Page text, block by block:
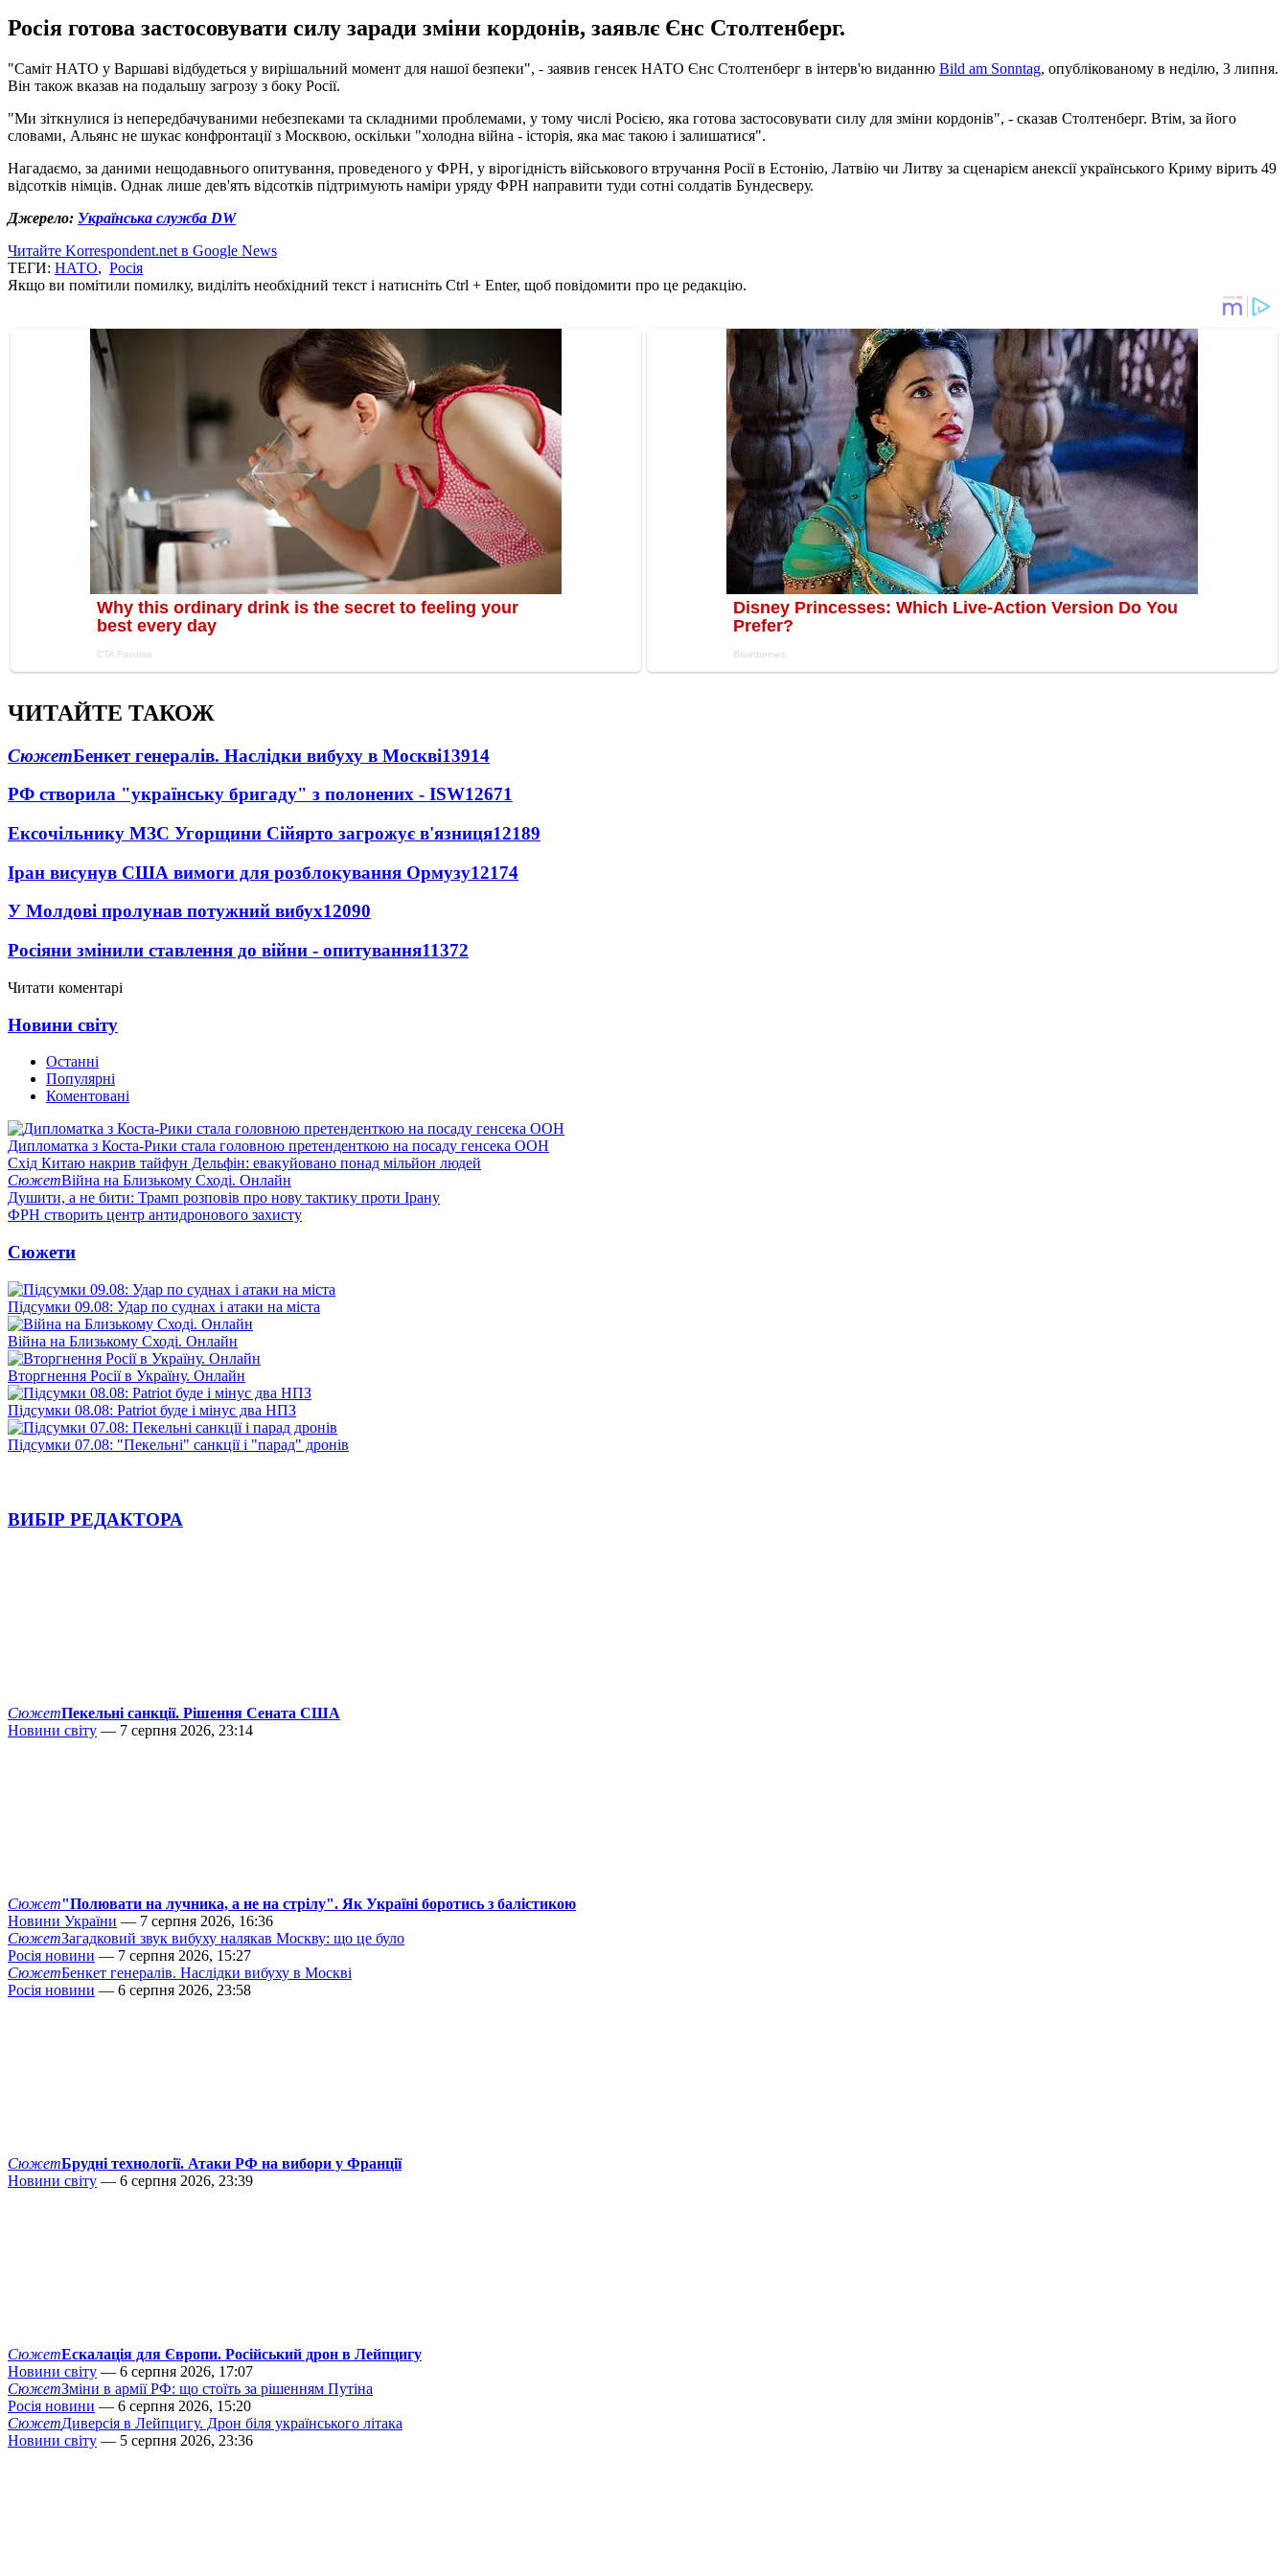
Росія готова застосовувати силу заради зміни кордонів, заявлє Єнс Столтенберг.
"Саміт НАТО у Варшаві відбудеться у вирішальний момент для нашої безпеки", - заявив генсек НАТО Єнс Столтенберг в інтерв'ю виданню Bild am Sonntag, опублікованому в неділю, 3 липня.
Він також вказав на подальшу загрозу з боку Росії.
"Ми зіткнулися із непередбачуваними небезпеками та складними проблемами, у тому числі Росією, яка готова застосовувати силу для зміни кордонів", - сказав Столтенберг. Втім, за його
словами, Альянс не шукає конфронтації з Москвою, оскільки "холодна війна - історія, яка має такою і залишатися".
Нагадаємо, за даними нещодавнього опитування, проведеного у ФРН, у вірогідність військового втручання Росії в Естонію, Латвію чи Литву за сценарієм анексії українського Криму вірить 49
відсотків німців. Однак лише дев'ять відсотків підтримують наміри уряду ФРН направити туди сотні солдатів Бундесверу.
Джерело: Українська служба DW
Читайте Korrespondent.net в Google News
ТЕГИ: НАТО, Росія
Якщо ви помітили помилку, виділіть необхідний текст і натисніть Ctrl + Enter, щоб повідомити про це редакцію.
ЧИТАЙТЕ ТАКОЖ
СюжетБенкет генералів. Наслідки вибуху в Москві13914
РФ створила "українську бригаду" з полонених - ISW12671
Ексочільнику МЗС Угорщини Сійярто загрожує в'язниця12189
Іран висунув США вимоги для розблокування Ормузу12174
У Молдові пролунав потужний вибух12090
Росіяни змінили ставлення до війни - опитування11372
Читати коментарі
Новини світу
Останні
Популярні
Коментовані
Дипломатка з Коста-Рики стала головною претенденткою на посаду генсека ООН
Схід Китаю накрив тайфун Дельфін: евакуйовано понад мільйон людей
СюжетВійна на Близькому Сході. Онлайн
Душити, а не бити: Трамп розповів про нову тактику проти Ірану
ФРН створить центр антидронового захисту
Сюжети
Підсумки 09.08: Удар по суднах і атаки на міста
Війна на Близькому Сході. Онлайн
Вторгнення Росії в Україну. Онлайн
Підсумки 08.08: Patriot буде і мінус два НПЗ
Підсумки 07.08: "Пекельні" санкції і "парад" дронів
ВИБІР РЕДАКТОРА
СюжетПекельні санкції. Рішення Сената США
Новини світу — 7 серпня 2026, 23:14
Сюжет"Полювати на лучника, а не на стрілу". Як Україні боротись з балістикою
Новини України — 7 серпня 2026, 16:36
СюжетЗагадковий звук вибуху налякав Москву: що це було
Росія новини — 7 серпня 2026, 15:27
СюжетБенкет генералів. Наслідки вибуху в Москві
Росія новини — 6 серпня 2026, 23:58
СюжетБрудні технології. Атаки РФ на вибори у Франції
Новини світу — 6 серпня 2026, 23:39
СюжетЕскалація для Європи. Російський дрон в Лейпцигу
Новини світу — 6 серпня 2026, 17:07
СюжетЗміни в армії РФ: що стоїть за рішенням Путіна
Росія новини — 6 серпня 2026, 15:20
СюжетДиверсія в Лейпцигу. Дрон біля українського літака
Новини світу — 5 серпня 2026, 23:36